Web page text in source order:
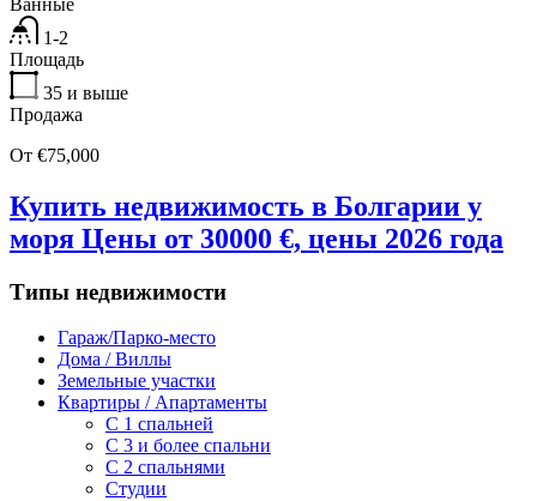
1-2
Площадь
35 и выше
Продажа
От €75,000
Купить недвижимость в Болгарии у
моря Цены от 30000 €, цены 2026 года
Типы недвижимости
Гараж/Парко-место
Дома / Виллы
Земельные участки
Квартиры / Апартаменты
C 1 спальней
C 3 и более спальни
С 2 спальнями
Студии